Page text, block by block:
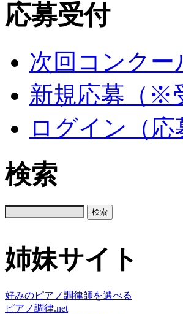
応募受付
次回コンク
新規応募（※
ログイン（
検索
姉妹サイト
好みのピアノ調律師を選べる
ピアノ調律.net